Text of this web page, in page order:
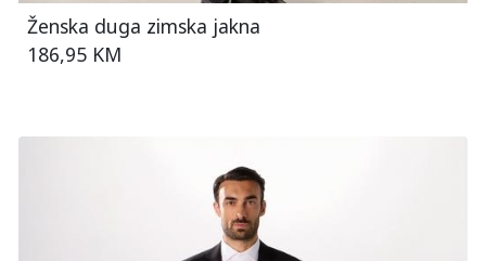
Ženska duga zimska jakna
186,95 KM